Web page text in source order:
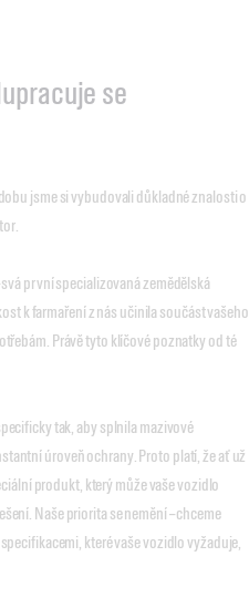
se
jsme si vybudovali důkladné znalosti o
první specializovaná zemědělská
k farmaření z nás učinila součást vašeho
Právě tyto klíčové poznatky od té
tak, aby splnila mazivové
úroveň ochrany. Proto platí, že ať už
produkt, který může vaše vozidlo
Naše priorita se nemění – chceme
které vaše vozidlo vyžaduje,